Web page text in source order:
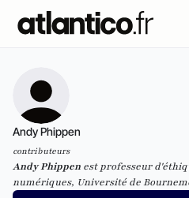
Andy Phippen
contributeurs
Andy Phippen est professeur
numériques, Université de